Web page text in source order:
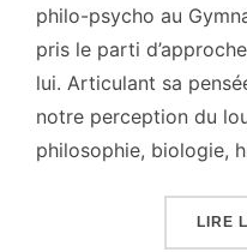
philo-psycho au
pris le parti
lui. Articulant sa
notre perception du
philosophie, biologie,
LIRE